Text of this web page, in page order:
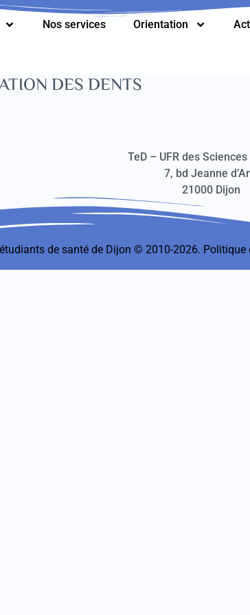
Nos services Orientation
DES DENTS
TeD – UFR des
7, bd Jeanne
21000 Dijon
de santé de Dijon © 2010-2026. Politique